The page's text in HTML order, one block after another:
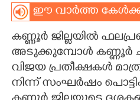
CARTOONS
LITERATURE
ഈ വാർത്ത
കണ്ണൂർ ജില്ലയിൽ
അടുക്കുമ്പോൾ കണ്ണൂർ
വിജയ പ്രതീക്ഷകൾ
നിന്ന് സംഘർഷം